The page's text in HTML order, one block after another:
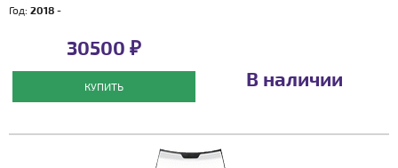
Год: 2018 -
30500 ₽
КУПИТЬ В наличии